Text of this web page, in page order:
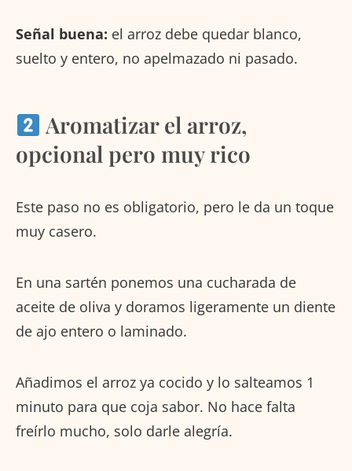
Señal buena: el arroz debe quedar blanco,
suelto y entero, no apelmazado ni pasado.
Aromatizar el arroz,
opcional pero muy rico
Este paso no es obligatorio, pero le da un toque
muy casero.
En una sartén ponemos una cucharada de
aceite de oliva y doramos ligeramente un diente
de ajo entero o laminado.
Añadimos el arroz ya cocido y lo salteamos 1
minuto para que coja sabor. No hace falta
freírlo mucho, solo darle alegría.